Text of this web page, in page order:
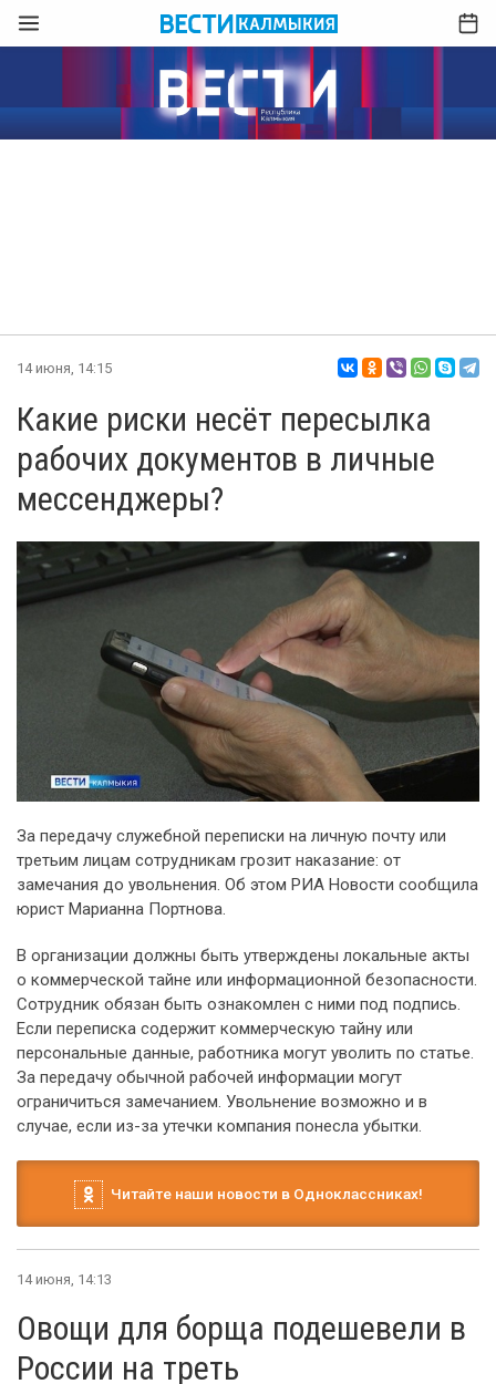
14 июня, 14:15
Какие риски несёт пересылка
рабочих документов в личные
мессенджеры?
За передачу служебной переписки на личную почту или
третьим лицам сотрудникам грозит наказание: от
замечания до увольнения. Об этом РИА Новости сообщила
юрист Марианна Портнова.
В организации должны быть утверждены локальные акты
о коммерческой тайне или информационной безопасности.
Сотрудник обязан быть ознакомлен с ними под подпись.
Если переписка содержит коммерческую тайну или
персональные данные, работника могут уволить по статье.
За передачу обычной рабочей информации могут
ограничиться замечанием. Увольнение возможно и в
случае, если из-за утечки компания понесла убытки.
Читайте наши новости в Одноклассниках!
14 июня, 14:13
Овощи для борща подешевели в
России на треть